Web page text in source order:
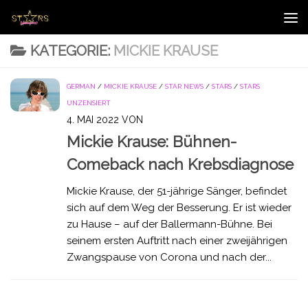
Zum Inhalt springen
KATEGORIE: MICKIE KRAUSE
GERMAN / MICKIE KRAUSE / STAR NEWS / STARS / STARS
UNZENSIERT
4. MAI 2022 VON
Mickie Krause: Bühnen-
Comeback nach Krebsdiagnose
Mickie Krause, der 51-jährige Sänger, befindet
sich auf dem Weg der Besserung. Er ist wieder
zu Hause – auf der Ballermann-Bühne. Bei
seinem ersten Auftritt nach einer zweijährigen
Zwangspause von Corona und nach der...